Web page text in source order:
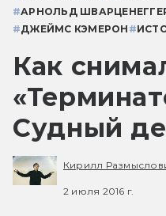
#АРНОЛЬД
#ДЖЕЙМС КЭМЕРОН #
Как
Судный
Кирилл
2 июля 2016 г.